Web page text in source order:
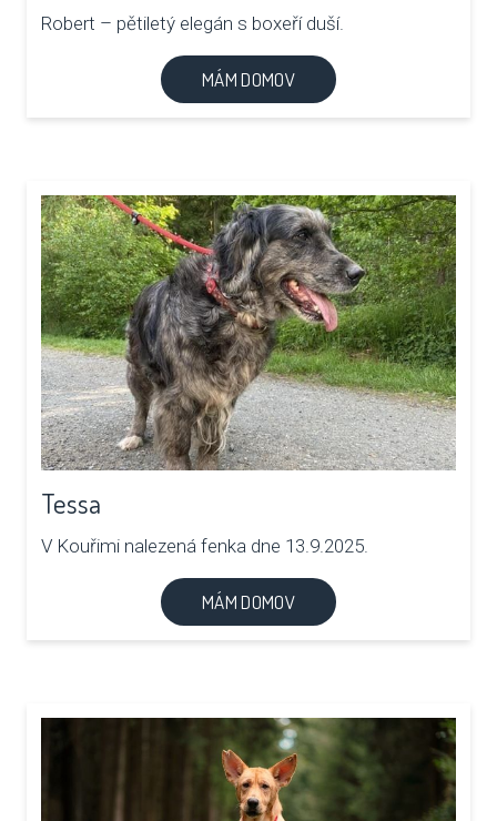
Robert – pětiletý elegán s boxeří duší.
MÁM DOMOV
Tessa
V Kouřimi nalezená fenka dne 13.9.2025.
MÁM DOMOV